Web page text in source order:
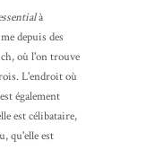
à
depuis des
où l'on trouve
L'endroit où
également
est célibataire,
qu'elle est